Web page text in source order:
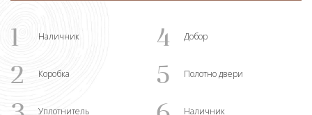
1 Наличник 4 Добор
2 Коробка 5 Полотно двери
Уплотнитель Наличник